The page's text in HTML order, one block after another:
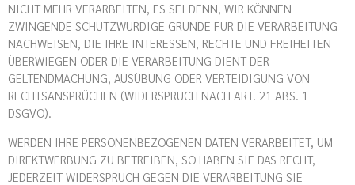
NICHT MEHR VERARBEITEN, ES SEI DENN, WIR KÖNNEN
ZWINGENDE SCHUTZWÜRDIGE GRÜNDE FÜR DIE VERARBEITUNG
NACHWEISEN, DIE IHRE INTERESSEN, RECHTE UND FREIHEITEN
ÜBERWIEGEN ODER DIE VERARBEITUNG DIENT DER
GELTENDMACHUNG, AUSÜBUNG ODER VERTEIDIGUNG VON
RECHTSANSPRÜCHEN (WIDERSPRUCH NACH ART. 21 ABS. 1
DSGVO).
WERDEN IHRE PERSONENBEZOGENEN DATEN VERARBEITET, UM
DIREKTWERBUNG ZU BETREIBEN, SO HABEN SIE DAS RECHT,
JEDERZEIT WIDERSPRUCH GEGEN DIE VERARBEITUNG SIE